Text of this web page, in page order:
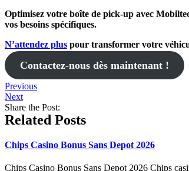
Optimisez votre boîte de pick-up avec
vos besoins spécifiques.
N’attendez plus pour transformer votre
Contactez-nous dès maintenant !
Previous
Next
Share the Post:
Related Posts
Chips Casino Bonus Sans Depot 2026
Chips Casino Bonus Sans Depot 2026 Chips